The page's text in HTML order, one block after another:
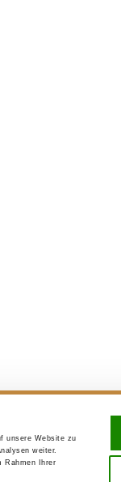
unsere Website zu
weiter.
Rahmen Ihrer
in SV-